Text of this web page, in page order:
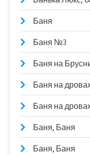
Баня
Баня №3
Баня на
Баня на
Баня на
Баня, Баня
Баня, Баня